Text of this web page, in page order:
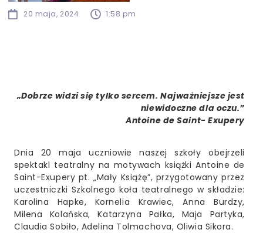
20 maja, 2024 1:58 pm
„Dobrze widzi się tylko sercem. Najważniejsze jest
niewidoczne dla oczu.”
Antoine de Saint- Exupery
Dnia 20 maja uczniowie naszej szkoły obejrzeli
spektakl teatralny na motywach książki Antoine de
Saint-Exupery pt. „Mały Książę”, przygotowany przez
uczestniczki Szkolnego koła teatralnego w składzie:
Karolina Hapke, Kornelia Krawiec, Anna Burdzy,
Milena Kolańska, Katarzyna Pałka, Maja Partyka,
Claudia Sobiło, Adelina Tolmachova, Oliwia Sikora.